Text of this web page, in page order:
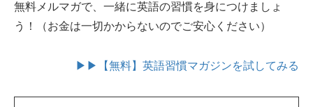
無料メルマガで、一緒に英語の習慣を身につけましょ
う！（お金は一切かからないのでご安心ください）
▶▶【無料】英語習慣マガジンを試してみる